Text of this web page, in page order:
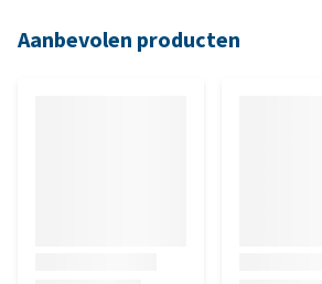
Aanbevolen producten